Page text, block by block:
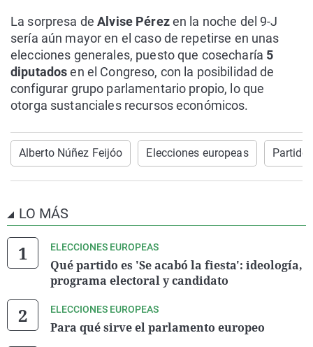
La sorpresa deAlvise Pérezen la noche del 9-J
sería aún mayor en el caso de repetirse en unas
elecciones generales, puesto que cosecharía 5
diputadosen el Congreso, con la posibilidad de
configurar grupo parlamentario propio, lo que
otorga sustanciales recursos económicos.
Alberto Núñez Feijóo Elecciones europeas Partido
LO MÁS
ELECCIONES EUROPEAS
Qué partido es 'Se acabó la fiesta': ideología,
programa electoral y candidato
ELECCIONES EUROPEAS
Para qué sirve el parlamento europeo